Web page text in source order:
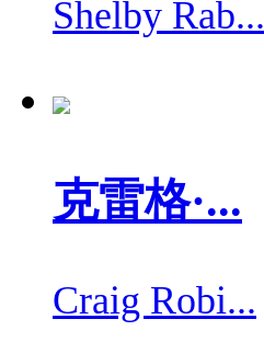
Shelby Rab...
克雷格·...
Craig Robi...